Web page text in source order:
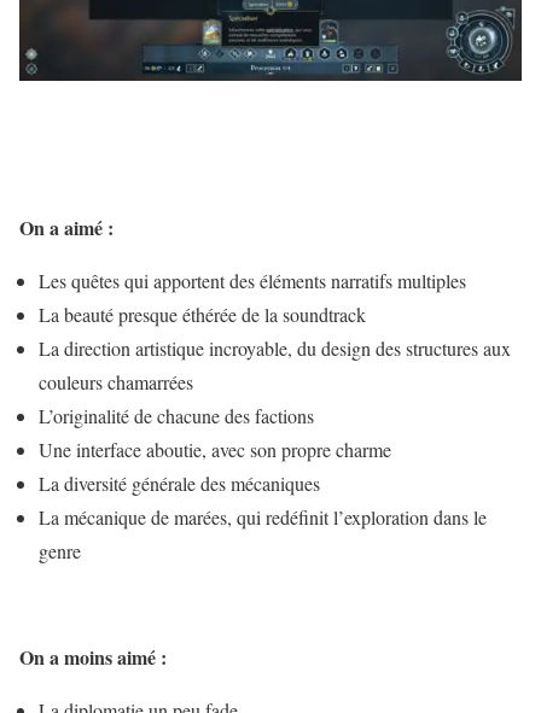
On a aimé :
Les quêtes qui apportent des éléments narratifs multiples
La beauté presque éthérée de la soundtrack
La direction artistique incroyable, du design des structures aux
couleurs chamarrées
L’originalité de chacune des factions
Une interface aboutie, avec son propre charme
La diversité générale des mécaniques
La mécanique de marées, qui redéfinit l’exploration dans le
genre
On a moins aimé :